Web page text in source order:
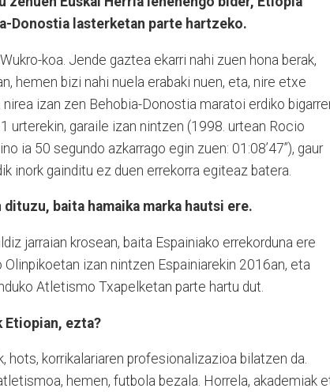
Donostia lasterketan parte hartzeko.
koa. Jende gaztea ekarri nahi zuen hona berak,
hemen bizi nahi nuela erabaki nuen, eta, nire etxe
izan zen Behobia-Donostia maratoi erdiko
urterekin, garaile izan nintzen (1998. urtean Rocio
ia 50 segundo azkarrago egin zuen: 01:08’47”), gaur
inork gainditu ez duen errekorra egiteaz batera.
baita hamaika marka hautsi ere.
jarraian krosean, baita Espainiako errekorduna ere
izan nintzen Espainiarekin 2016an, eta
Atletismo Txapelketan parte hartu dut.
ezta?
korrikalariaren profesionalizazioa bilatzen da.
hemen, futbola bezala. Horrela, akademiak